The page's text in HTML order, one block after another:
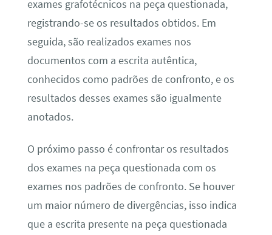
exames grafotécnicos na peça questionada,
registrando-se os resultados obtidos. Em
seguida, são realizados exames nos
documentos com a escrita autêntica,
conhecidos como padrões de confronto, e os
resultados desses exames são igualmente
anotados.
O próximo passo é confrontar os resultados
dos exames na peça questionada com os
exames nos padrões de confronto. Se houver
um maior número de divergências, isso indica
que a escrita presente na peça questionada